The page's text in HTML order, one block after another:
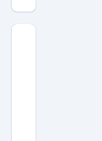
m
S
U